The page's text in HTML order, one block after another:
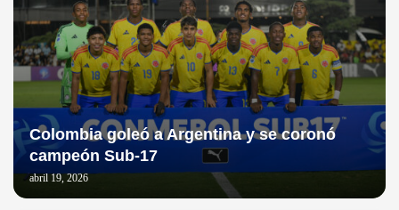
Colombia goleó a Argentina y se coronó
campeón Sub-17
abril 19, 2026